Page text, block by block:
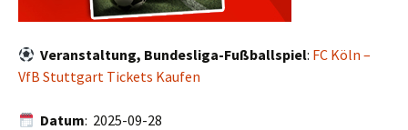
Veranstaltung, Bundesliga-Fußballspiel: FC Köln –
VfB Stuttgart Tickets Kaufen
Datum: 2025-09-28